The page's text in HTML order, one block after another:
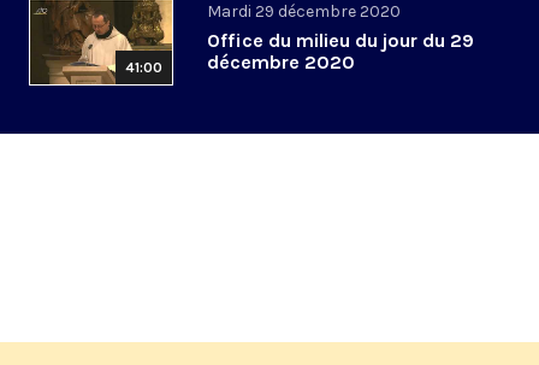
41:00
Mardi 29 décembre 2020
Office du milieu du jour du 29
décembre 2020